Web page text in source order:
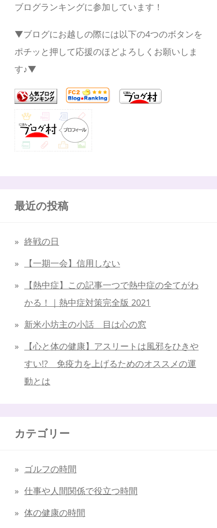
ブログランキングに参加しています！
▼ブログにお越しの際には以下の4つのボタンを
ポチッと押して応援のほどよろしくお願いしま
す♪▼
最近の投稿
終戦の日
【一期一会】信用しない
【熱中症】この記事一つで熱中症の全てがわ
かる！｜熱中症対策完全版 2021
新米小坊主の小話 目は心の窓
【心と体の健康】アスリートは風邪をひきや
すい!? 免疫力を上げるためのオススメの運
動とは
カテゴリー
ゴルフの時間
仕事や人間関係で役立つ時間
体の健康の時間